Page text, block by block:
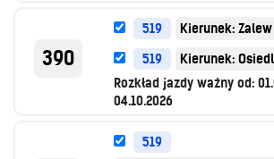
390
519
Kierunek:
519
Kierunek:
Rozkład jazdy ważny od:
04.10.2026
519